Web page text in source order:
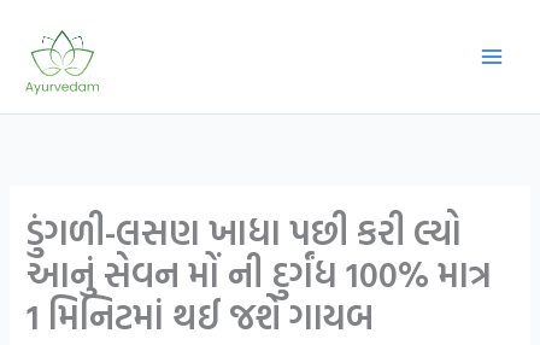
content
ડુંગળી-લસણ ખાધા પછી કરી લ્યો
આનું સેવન મોં ની દુર્ગંધ 100% માત્ર
1 મિનિટમાં થઈ જશે ગાયબ